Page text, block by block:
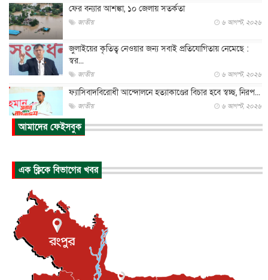
ফের বন্যার আশঙ্কা, ১০ জেলায় সতর্কতা
জাতীয় ৬ আগস্ট, ২০২৬
জুলাইয়ের কৃতিত্ব নেওয়ার জন্য সবাই প্রতিযোগিতায় নেমেছে :
স্বর...
জাতীয় ৬ আগস্ট, ২০২৬
ফ্যাসিবাদবিরোধী আন্দোলনে হত্যাকাণ্ডের বিচার হবে স্বচ্ছ, নিরপ...
জাতীয় ৬ আগস্ট, ২০২৬
ভারত সরকারের কাছে ক্ষমা চাইলেন জাকারবার্গ
আকাশে ট্রাম্পের হেলিকপ্টার ও যাত্রীবাহী বিমান মুখোমুখি, তদন্...
আন্তর্জাতিক
আন্তর্জাতিক
যুক্তরাষ্ট্রে পারিবারিক সংঘাতে বন্দুক হামলা, নিহত ৩
আন্তর্জাতিক
টি-টোয়েন্টি ইতিহাসের সর্বোচ্চ রানের মালিক এখন জস বাটলার
আমাদের ফেইসবুক
এক ক্লিকে বিভাগের খবর